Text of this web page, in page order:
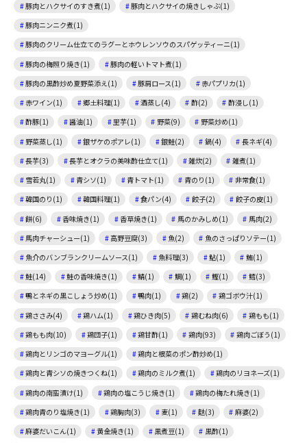
豚肉とハクサイのすき煮(1)
豚肉とハクサイの焼きしゃぶ(1)
豚肉ニンニク煮(1)
豚肉のクリーム仕立てのラグーとホウレンソウのスパゲッティーニ(1)
豚肉の梅照り焼き(1)
豚肉の軽いトマト煮(1)
豚肉の黒酢炒め夏野菜添え(1)
豚肩ロース(1)
赤パプリカ(1)
赤ワイン(1)
郷土料理(1) 酒蒸し(4) 酢(2)
酢浸し(1)
酢豚(1)
醤油(1) 里芋(1) 野菜(9)
野菜炒め(1)
野菜蒸し(1)
銀ザケのポアレ(1) 銀鮭(2) 鍋(4)
長ネギ(4)
長芋(3)
長芋とオクラの美味酢仕立て(1) 雑炊(2)
雑煮(1)
雪若丸(1)
青シソ(1) 青トマト(1) 青のり(1)
非常食(1)
韓国のり(1)
韓国料理(1) 食パン(4) 餃子(2)
餃子の皮(1)
餅(6)
香味焼き(1) 香草焼き(1) 馬のかみしめ(1)
馬肉(2)
馬肉チャーシュー(1)
高野豆腐(3) 魚(2)
魚のさっぱりソテー(1)
魚介のバンブランクリームソース(1)
魚料理(3) 鮎(1)
鮪(1)
鮭(14)
鮭の香味焼き(1) 鯖(1) 鯛(1) 鰹(1)
鱈(3)
鴨とネギの黒こしょう炒め(1)
鴨肉(1) 鶏(2)
鶏ゴボウ汁(1)
鶏ささみ(4)
鶏ハム(1) 鶏ひき肉(5) 鶏むね肉(6)
鶏もも(1)
鶏もも肉(10)
鶏団子(1) 鶏甘酢(1) 鶏肉(93)
鶏肉ごぼう(1)
鶏肉とリンゴのマヨーグル(1)
鶏肉と根菜のポン酢炒め(1)
鶏肉と青シソの焼きつくね(1)
鶏肉のミルク煮(1)
鶏肉のリヨネーズ(1)
鶏肉の南蛮漬け(1)
鶏肉の塩こうじ焼き(1)
鶏肉の梅たれ焼き(1)
鶏肉青のり塩焼き(1)
鶏胸肉(3) 麦(1) 麩(3)
麻婆(2)
麻婆だいこん(1)
黄金焼き(1) 黒煮豆(1)
黒酢(1)